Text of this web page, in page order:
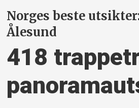
Norges beste
Ålesund
418